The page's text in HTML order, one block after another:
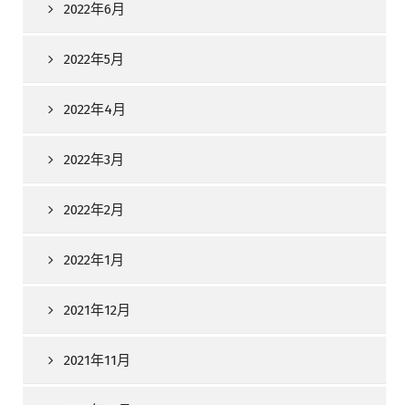
2022年6月
2022年5月
2022年4月
2022年3月
2022年2月
2022年1月
2021年12月
2021年11月